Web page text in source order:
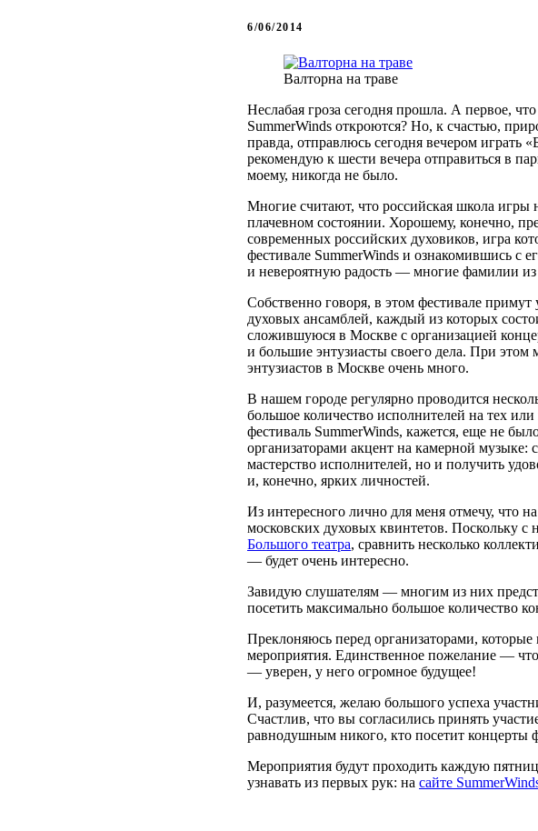
6/06/2014
Валторна на траве
Неслабая гроза сегодня прошла. А первое,
SummerWinds откроются? Но, к счастью,
правда, отправлюсь сегодня вечером играть
рекомендую к шести вечера отправиться в
моему, никогда не было.
Многие считают, что российская школа игры
плачевном состоянии. Хорошему, конечно,
современных российских духовиков, игра
фестивале SummerWinds и ознакомившись с
и невероятную радость — многие фамилии из
Собственно говоря, в этом фестивале
духовых ансамблей, каждый из которых
сложившуюся в Москве с организацией
и большие энтузиасты своего дела. При этом
энтузиастов в Москве очень много.
В нашем городе регулярно проводится
большое количество исполнителей на тех
фестиваль SummerWinds, кажется, еще не
организаторами акцент на камерной музыке:
мастерство исполнителей, но и получить
и, конечно, ярких личностей.
Из интересного лично для меня отмечу, что
московских духовых квинтетов. Поскольку
Большого театра, сравнить несколько
— будет очень интересно.
Завидую слушателям — многим из них
посетить максимально большое количество
Преклоняюсь перед организаторами,
мероприятия. Единственное пожелание —
— уверен, у него огромное будущее!
И, разумеется, желаю большого успеха
Счастлив, что вы согласились принять
равнодушным никого, кто посетит концерты
Мероприятия будут проходить каждую
узнавать из первых рук: на сайте